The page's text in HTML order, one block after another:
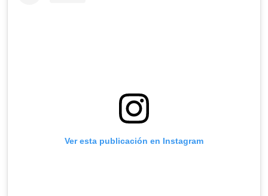
Ver esta publicación en Instagram